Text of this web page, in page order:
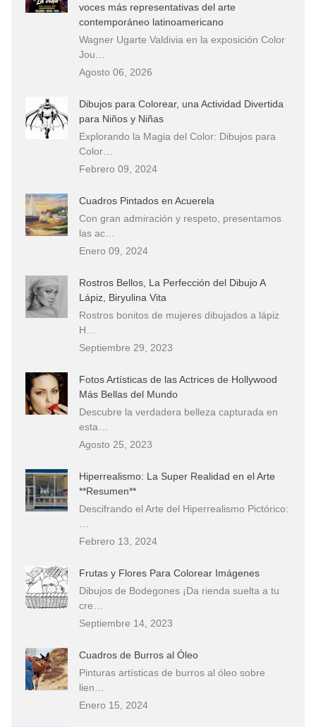
voces más representativas del arte
contemporáneo latinoamericano
Wagner Ugarte Valdivia en la exposición Color
Jou…
Agosto 06, 2026
Dibujos para Colorear, una Actividad Divertida
para Niños y Niñas
Explorando la Magia del Color: Dibujos para
Color…
Febrero 09, 2024
Cuadros Pintados en Acuerela
Con gran admiración y respeto, presentamos
las ac…
Enero 09, 2024
Rostros Bellos, La Perfección del Dibujo A
Lápiz, Biryulina Vita
Rostros bonitos de mujeres dibujados a lápiz
H…
Septiembre 29, 2023
Fotos Artísticas de las Actrices de Hollywood
Más Bellas del Mundo
Descubre la verdadera belleza capturada en
esta…
Agosto 25, 2023
Hiperrealismo: La Super Realidad en el Arte
**Resumen**
Descifrando el Arte del Hiperrealismo Pictórico:
Febrero 13, 2024
Frutas y Flores Para Colorear Imágenes
Dibujos de Bodegones ¡Da rienda suelta a tu
cre…
Septiembre 14, 2023
Cuadros de Burros al Óleo
Pinturas artísticas de burros al óleo sobre
lien…
Enero 15, 2024